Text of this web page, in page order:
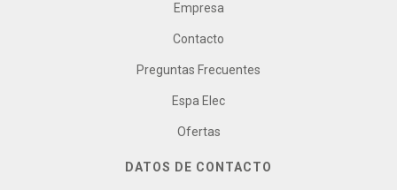
Empresa
Contacto
Preguntas Frecuentes
Espa Elec
Ofertas
DATOS DE CONTACTO